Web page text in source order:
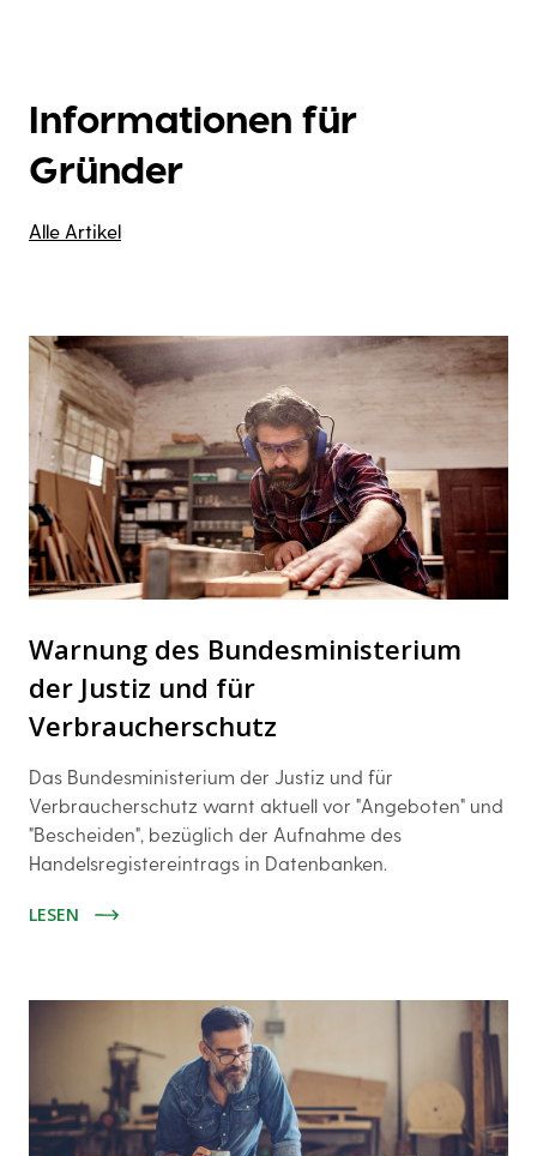
Informationen für
Gründer
Alle Artikel
Warnung des Bundesministerium
der Justiz und für
Verbraucherschutz
Das Bundesministerium der Justiz und für
Verbraucherschutz warnt aktuell vor "Angeboten" und
"Bescheiden", bezüglich der Aufnahme des
Handelsregistereintrags in Datenbanken.
LESEN